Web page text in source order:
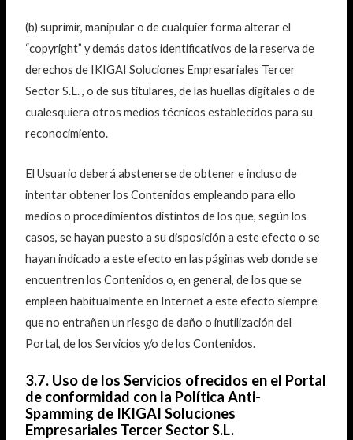
(b) suprimir, manipular o de cualquier forma alterar el
“copyright” y demás datos identificativos de la reserva de
derechos de IKIGAI Soluciones Empresariales Tercer
Sector S.L. , o de sus titulares, de las huellas digitales o de
cualesquiera otros medios técnicos establecidos para su
reconocimiento.
El Usuario deberá abstenerse de obtener e incluso de
intentar obtener los Contenidos empleando para ello
medios o procedimientos distintos de los que, según los
casos, se hayan puesto a su disposición a este efecto o se
hayan indicado a este efecto en las páginas web donde se
encuentren los Contenidos o, en general, de los que se
empleen habitualmente en Internet a este efecto siempre
que no entrañen un riesgo de daño o inutilización del
Portal, de los Servicios y/o de los Contenidos.
3.7. Uso de los Servicios ofrecidos en el Portal
de conformidad con la Política Anti-
Spamming de IKIGAI Soluciones
Empresariales Tercer Sector S.L.